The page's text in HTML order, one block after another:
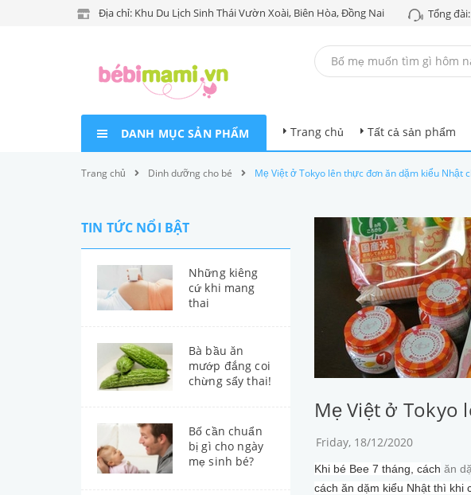
Địa chỉ: Khu Du Lịch Sinh Thái Vườn Xoài, Biên Hòa, Đồng Nai Tổng đài:
DANH MỤC SẢN PHẨM Trang chủ Tất cả sản phẩm
Trang chủ Dinh dưỡng cho bé Mẹ Việt ở Tokyo lên thực đơn ăn dặm kiểu Nhật
TIN TỨC NỔI BẬT
Những kiêng
cứ khi mang
thai
Bà bầu ăn
mướp đắng coi
chừng sẩy thai!
Bố cần chuẩn
bị gì cho ngày
mẹ sinh bé?
Mẹ Việt ở Tokyo
Friday, 18/12/2020
Khi bé Bee 7 tháng, cách ăn
cách ăn dặm kiểu Nhật thì khi